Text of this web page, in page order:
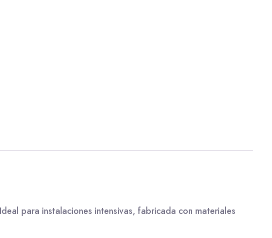
para instalaciones intensivas, fabricada con materiales